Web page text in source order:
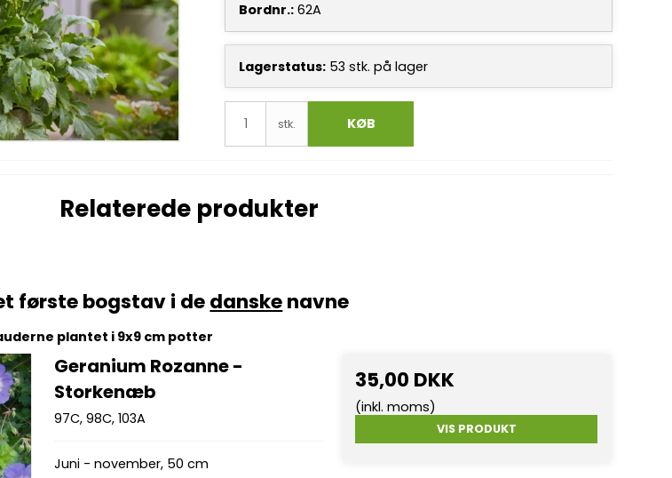
Bordnr.: 62A
Lagerstatus: 53 stk. på lager
stk. KØB
Relaterede produkter
første bogstav i dedanskenavne
plantet i 9x9 cm potter
Geranium Rozanne -
Storkenæb
97C, 98C, 103A
Juni - november, 50 cm
35,00 DKK
(inkl. moms)
VIS PRODUKT